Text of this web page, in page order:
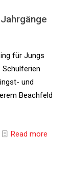
für Jungs
Schulferien
und
Beachfeld
Read more